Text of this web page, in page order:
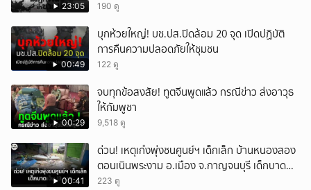
23:05 190 ดู
00:49
บุกห้วยใหญ่! บช.ปส.ปิดล้อม 20 จุด เปิดปฏิบัติ
การคืนความปลอดภัยให้ชุมชน
122 ดู
00:29
จบทุกข้อสงสัย! ทูตจีนพูดแล้ว กรณีข่าว ส่งอาวุธ
ให้กัมพูชา
9,518 ดู
00:41
ด่วน! เหตุเก๋งพุ่งชนศูนย์ฯ เด็กเล็ก บ้านหนองสอง
ตอนเนินพระงาม อ.เมือง จ.กาญจนบุรี เด็กบาด
เจ็บ 13 ราย
223 ดู